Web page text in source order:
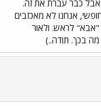
כבר עברת את זה.
אנחנו לא מאכזבים
"אבא" לראש. ולאור
מה בכך. תודה..)